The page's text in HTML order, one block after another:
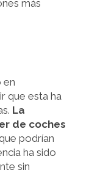
más
en
que esta ha
La
de coches
podrían
ha sido
sin